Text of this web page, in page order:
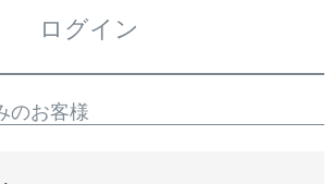
ログイン
のお客様